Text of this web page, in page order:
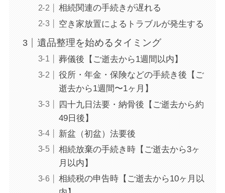
相続関連の手続きが遅れる
空き家放置によるトラブルが発生する
遺品整理を始めるタイミング
葬儀後【ご逝去から1週間以内】
役所・年金・保険などの手続き後【ご
逝去から1週間〜1ヶ月】
四十九日法要・納骨後【ご逝去から約
49日後】
新盆（初盆）法要後
相続放棄の手続き時【ご逝去から3ヶ
月以内】
相続税の申告時【ご逝去から10ヶ月以